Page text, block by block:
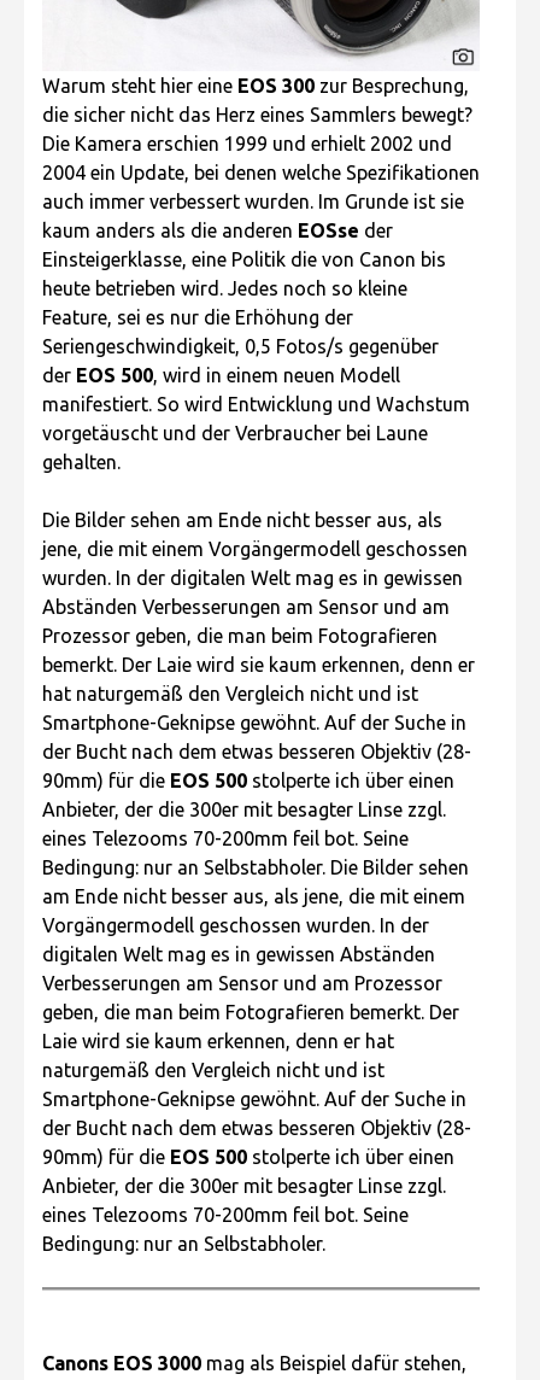
Warum steht hier eine EOS 300 zur Besprechung,
die sicher nicht das Herz eines Sammlers bewegt?
Die Kamera erschien 1999 und erhielt 2002 und
2004 ein Update, bei denen welche Spezifikationen
auch immer verbessert wurden. Im Grunde ist sie
kaum anders als die anderen EOSse der
Einsteigerklasse, eine Politik die von Canon bis
heute betrieben wird. Jedes noch so kleine
Feature, sei es nur die Erhöhung der
Seriengeschwindigkeit, 0,5 Fotos/s gegenüber
der EOS 500, wird in einem neuen Modell
manifestiert. So wird Entwicklung und Wachstum
vorgetäuscht und der Verbraucher bei Laune
gehalten.
Die Bilder sehen am Ende nicht besser aus, als
jene, die mit einem Vorgängermodell geschossen
wurden. In der digitalen Welt mag es in gewissen
Abständen Verbesserungen am Sensor und am
Prozessor geben, die man beim Fotografieren
bemerkt. Der Laie wird sie kaum erkennen, denn er
hat naturgemäß den Vergleich nicht und ist
Smartphone-Geknipse gewöhnt. Auf der Suche in
der Bucht nach dem etwas besseren Objektiv (28-
90mm) für die EOS 500 stolperte ich über einen
Anbieter, der die 300er mit besagter Linse zzgl.
eines Telezooms 70-200mm feil bot. Seine
Bedingung: nur an Selbstabholer. Die Bilder sehen
am Ende nicht besser aus, als jene, die mit einem
Vorgängermodell geschossen wurden. In der
digitalen Welt mag es in gewissen Abständen
Verbesserungen am Sensor und am Prozessor
geben, die man beim Fotografieren bemerkt. Der
Laie wird sie kaum erkennen, denn er hat
naturgemäß den Vergleich nicht und ist
Smartphone-Geknipse gewöhnt. Auf der Suche in
der Bucht nach dem etwas besseren Objektiv (28-
90mm) für die EOS 500 stolperte ich über einen
Anbieter, der die 300er mit besagter Linse zzgl.
eines Telezooms 70-200mm feil bot. Seine
Bedingung: nur an Selbstabholer.
Canons EOS 3000 mag als Beispiel dafür stehen,